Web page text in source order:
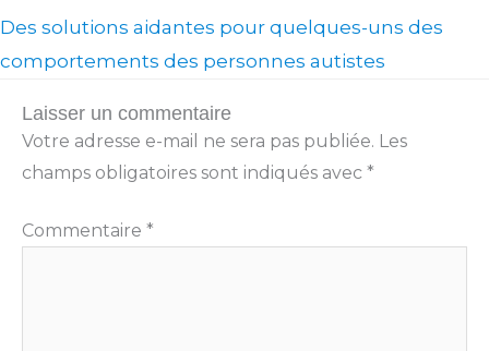
Des solutions aidantes pour quelques-uns des
comportements des personnes autistes
Laisser un commentaire
Votre adresse e-mail ne sera pas publiée. Les
champs obligatoires sont indiqués avec *
Commentaire *